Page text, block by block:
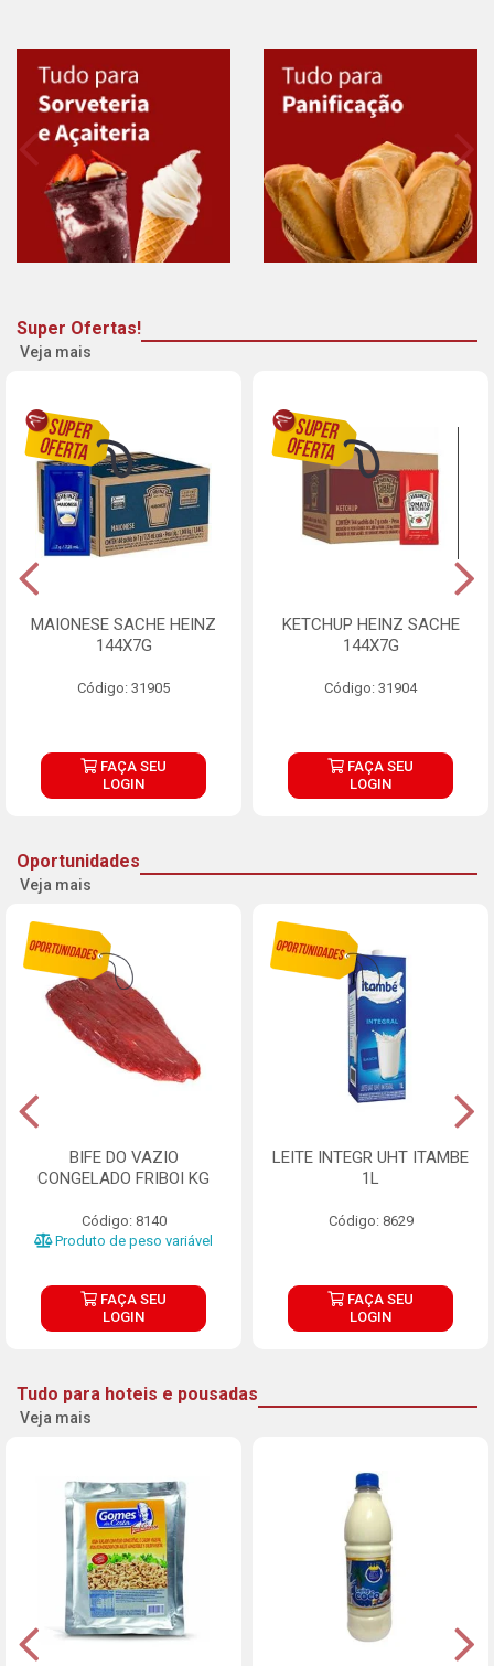
Super Ofertas!
Veja mais
MAIONESE SACHE HEINZ
144X7G
Código: 31905
FAÇA SEU
LOGIN
KETCHUP HEINZ SACHE
144X7G
Código: 31904
FAÇA SEU
LOGIN
Oportunidades
Veja mais
BIFE DO VAZIO
CONGELADO FRIBOI KG
Código: 8140
Produto de peso variável
FAÇA SEU
LOGIN
LEITE INTEGR UHT ITAMBE
1L
Código: 8629
FAÇA SEU
LOGIN
Tudo para hoteis e pousadas
Veja mais